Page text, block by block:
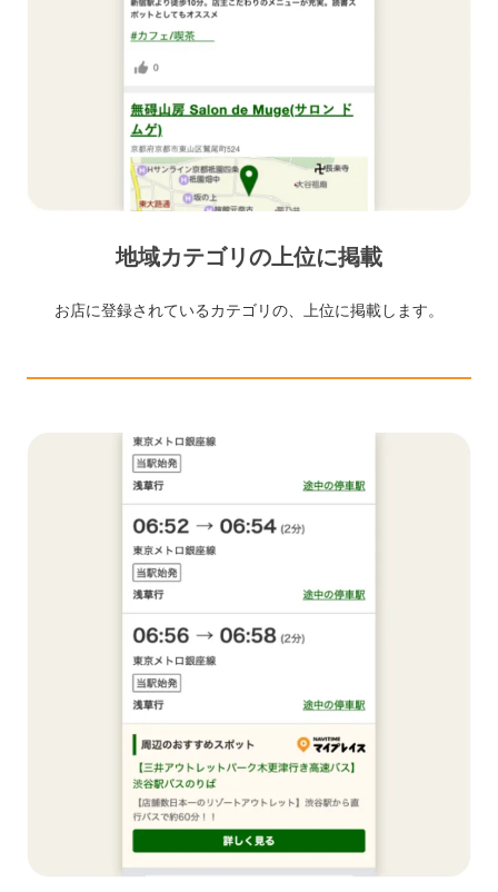
地域カテゴリの上位に掲載
お店に登録されているカテゴリの、上位に掲載します。